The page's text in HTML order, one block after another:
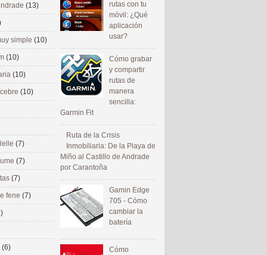
rutas con tu
móvil: ¿Qué
aplicación
usar?
Cómo grabar
y compartir
rutas de
manera
sencilla:
Garmin Fit
Ruta de la Crisis
Inmobiliaria: De la Playa de
Miño al Castillo de Andrade
por Carantoña
Gamin Edge
705 - Cómo
cambiar la
batería
Cómo
(13)
simple (10)
(10)
(10)
(10)
(7)
(7)
(7)
fene (7)
(6)